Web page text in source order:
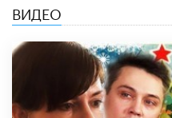
ВИДЕО